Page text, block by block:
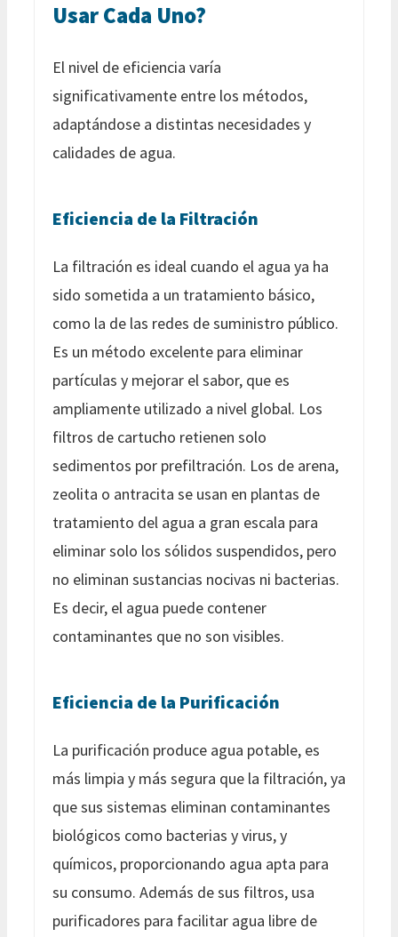
Usar Cada Uno?
El nivel de eficiencia varía
significativamente entre los métodos,
adaptándose a distintas necesidades y
calidades de agua.
Eficiencia de la Filtración
La filtración es ideal cuando el agua ya ha
sido sometida a un tratamiento básico,
como la de las redes de suministro público.
Es un método excelente para eliminar
partículas y mejorar el sabor, que es
ampliamente utilizado a nivel global. Los
filtros de cartucho retienen solo
sedimentos por prefiltración. Los de arena,
zeolita o antracita se usan en plantas de
tratamiento del agua a gran escala para
eliminar solo los sólidos suspendidos, pero
no eliminan sustancias nocivas ni bacterias.
Es decir, el agua puede contener
contaminantes que no son visibles.
Eficiencia de la Purificación
La purificación produce agua potable, es
más limpia y más segura que la filtración, ya
que sus sistemas eliminan contaminantes
biológicos como bacterias y virus, y
químicos, proporcionando agua apta para
su consumo. Además de sus filtros, usa
purificadores para facilitar agua libre de